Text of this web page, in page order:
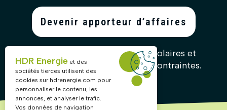
Devenir apporteur d’affaires
Recommandez nos solutions solaires et
gagnez des commissions sans contraintes.
HDR Energie et des
sociétés tierces utilisent des
cookies sur hdrenergie.com pour
personnaliser le contenu, les
annonces, et analyser le trafic.
Vos données de navigation